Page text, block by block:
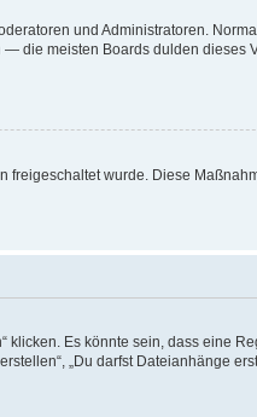
und Administratoren.
die meisten Boards dulden dieses
wurde. Diese
klicken. Es könnte sein, dass eine
„Du darfst Dateianhänge